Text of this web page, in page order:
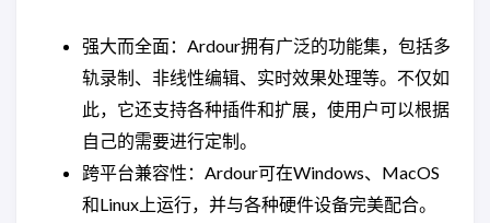
强大而全面：Ardour拥有广泛的功能集，包括多
轨录制、非线性编辑、实时效果处理等。不仅如
此，它还支持各种插件和扩展，使用户可以根据
自己的需要进行定制。
跨平台兼容性：Ardour可在Windows、MacOS
和Linux上运行，并与各种硬件设备完美配合。